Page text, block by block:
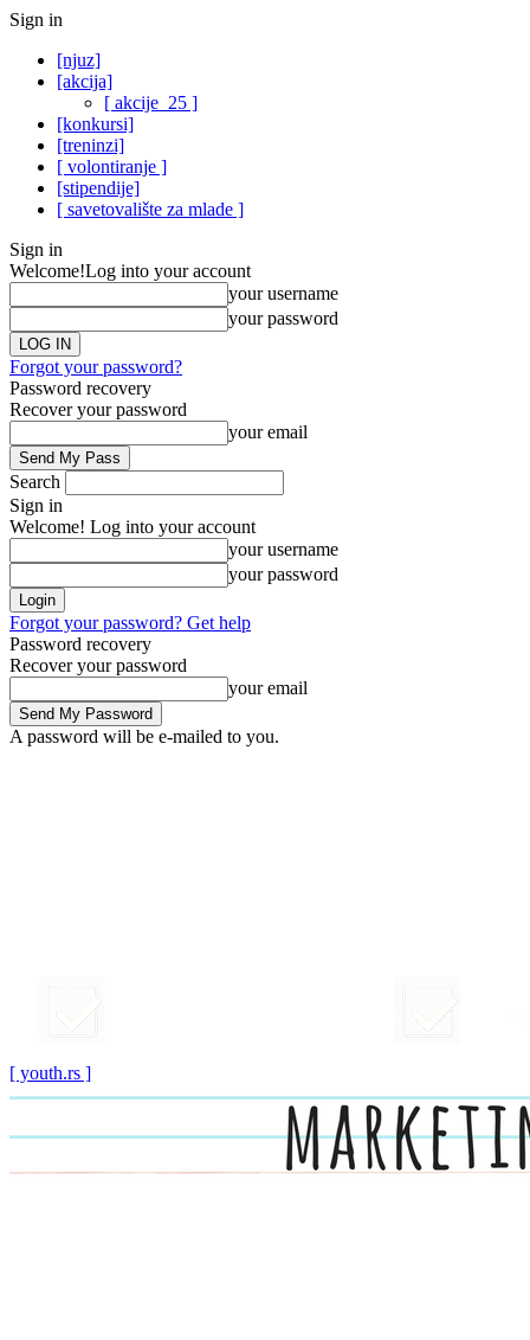
Sign in
[njuz]
[akcija]
[ akcije_25 ]
[konkursi]
[treninzi]
[ volontiranje ]
[stipendije]
[ savetovalište za mlade ]
Sign in
Welcome!Log into your account
your username
your password
Forgot your password?
Password recovery
Recover your password
your email
Search
Sign in
Welcome! Log into your account
your username
your password
Forgot your password? Get help
Password recovery
Recover your password
your email
A password will be e-mailed to you.
[ youth.rs ]